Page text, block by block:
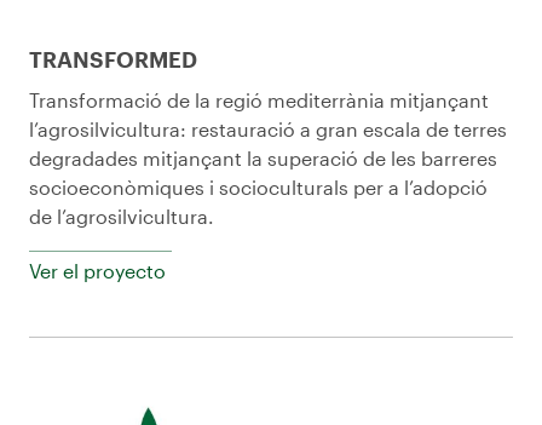
TRANSFORMED
Transformació de la regió mediterrània mitjançant
l’agrosilvicultura: restauració a gran escala de terres
degradades mitjançant la superació de les barreres
socioeconòmiques i socioculturals per a l’adopció
de l’agrosilvicultura.
Ver el proyecto